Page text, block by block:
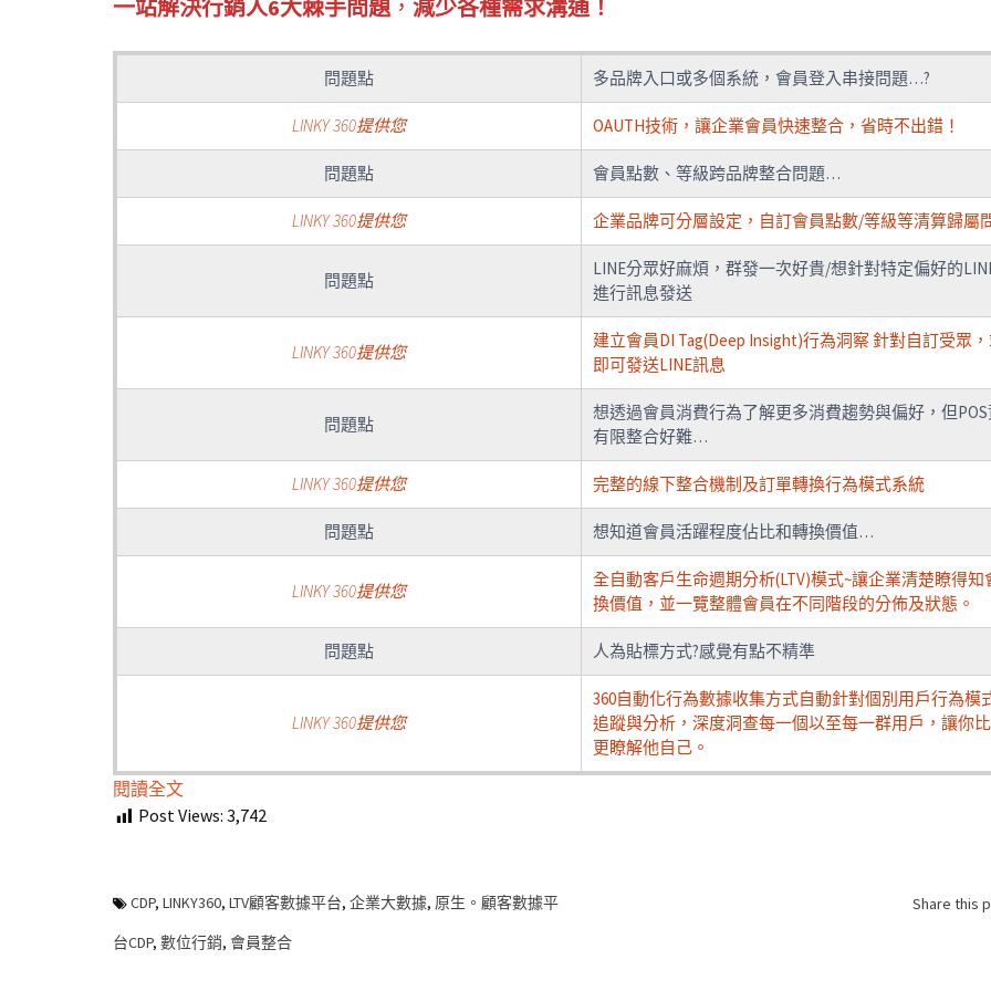
一站解決行銷人6大棘手問題， 減少各種需求溝通！
問題點 多品牌入口或多個系統，會員登入串接問題…?
LINKY 360提供您 OAUTH技術，讓企業會員快速整合，省時不出錯！
問題點 會員點數、等級跨品牌整合問題…
LINKY 360提供您 企業品牌可分層設定，自訂會員點數/等級等清算歸屬
問題點
LINE分眾好麻煩，群發一次好貴/想針對特定偏好的
進行訊息發送
LINKY 360提供您
建立會員DI Tag(Deep Insight)行為洞察 針對自訂受眾
即可發送LINE訊息
問題點
想透過會員消費行為了解更多消費趨勢與偏好，但
有限整合好難…
LINKY 360提供您 完整的線下整合機制及訂單轉換行為模式系統
問題點 想知道會員活躍程度佔比和轉換價值…
LINKY 360提供您
全自動客戶生命週期分析(LTV)模式~讓企業清楚瞭得知
換價值，並一覽整體會員在不同階段的分佈及狀態。
問題點 人為貼標方式?感覺有點不精準
LINKY 360提供您
360自動化行為數據收集方式自動針對個別用戶行為模
追蹤與分析，深度洞查每一個以至每一群用戶，讓你
更瞭解他自己。
閱讀全文:
OAuth：
不
的
Post Views: 3,742
CDP, LINKY360, LTV顧客數據平台, 企業大數據, 原生。顧客數據平
台CDP, 數位行銷, 會員整合
Share this